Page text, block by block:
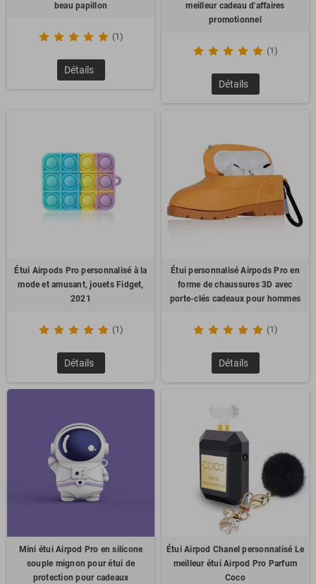
beau papillon
(1)
Détails
meilleur cadeau d'affaires
promotionnel
(1)
Détails
Étui Airpods Pro personnalisé à la
mode et amusant, jouets Fidget,
2021
(1)
Détails
Étui personnalisé Airpods Pro en
forme de chaussures 3D avec
porte-clés cadeaux pour hommes
(1)
Détails
Mini étui Airpod Pro en silicone
souple mignon pour étui de
protection pour cadeaux
Étui Airpod Chanel personnalisé Le
meilleur étui Airpod Pro Parfum
Coco